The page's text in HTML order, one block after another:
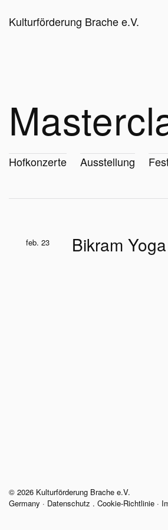
Kulturförderung Brache e.V.
Hofkonzerte Ausstellung
feb. 23 Bikram Yoga
© 2026 Kulturförderung Brache e.V.
Germany · Datenschutz . Cookie-Richtlinie ·